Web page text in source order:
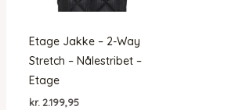
Etage Jakke – 2-Way
Stretch – Nålestribet –
Etage
kr. 2.199,95